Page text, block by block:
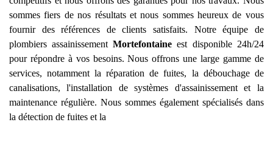
sommes fiers de nos résultats et nous sommes heureux de vous
fournir des références de clients satisfaits. Notre équipe de
plombiers assainissementMortefontaine est disponible 24h/24
pour répondre à vos besoins. Nous offrons une large gamme de
services, notamment la réparation de fuites, la débouchage de
canalisations, l'installation de systèmes d'assainissement et la
maintenance régulière. Nous sommes également spécialisés dans
la détection de fuites et la